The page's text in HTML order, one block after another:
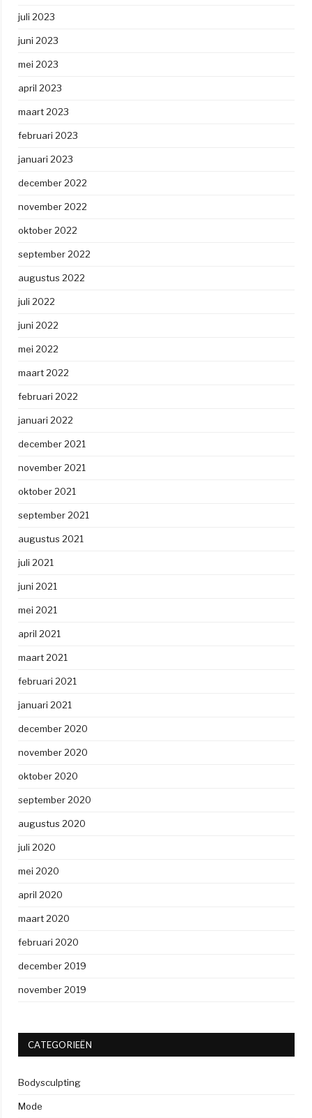
juli 2023
juni 2023
mei 2023
april 2023
maart 2023
februari 2023
januari 2023
december 2022
november 2022
oktober 2022
september 2022
augustus 2022
juli 2022
juni 2022
mei 2022
maart 2022
februari 2022
januari 2022
december 2021
november 2021
oktober 2021
september 2021
augustus 2021
juli 2021
juni 2021
mei 2021
april 2021
maart 2021
februari 2021
januari 2021
december 2020
november 2020
oktober 2020
september 2020
augustus 2020
juli 2020
mei 2020
april 2020
maart 2020
februari 2020
december 2019
november 2019
CATEGORIEËN
Bodysculpting
Mode